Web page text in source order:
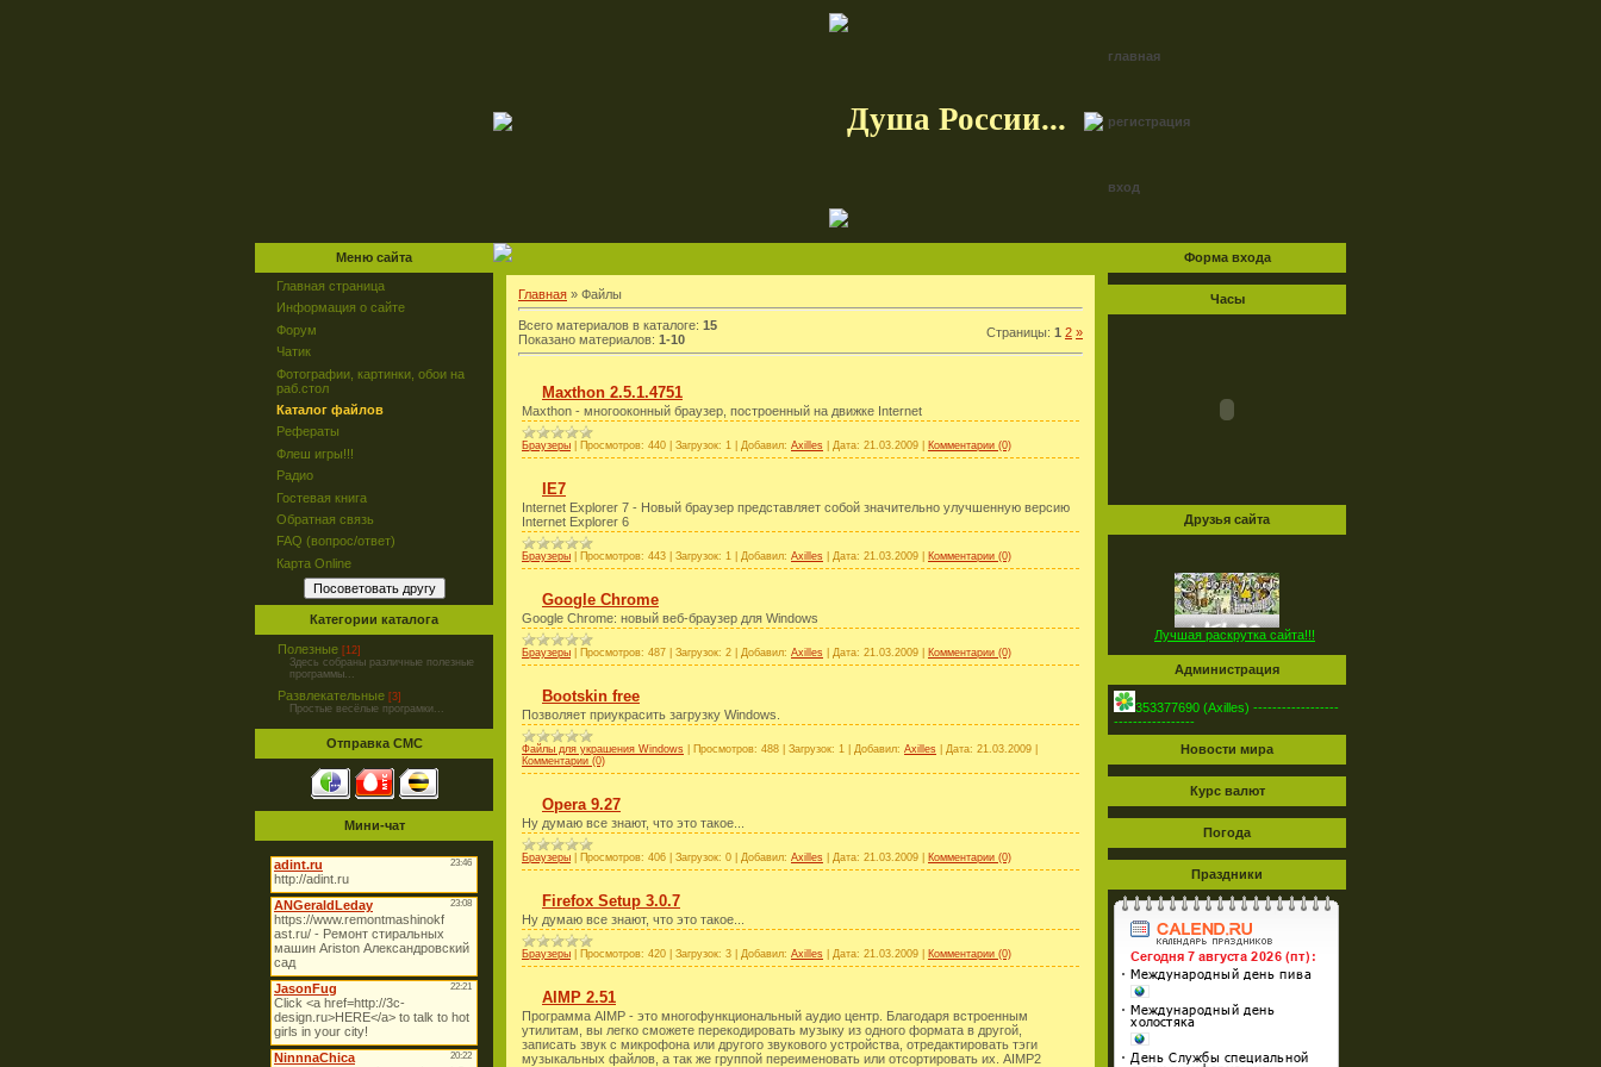
главная
регистрация
вход
Душа России...
Меню сайта
Главная страница
Информация о сайте
Форум
Чатик
Фотографии, картинки, обои на
раб.стол
Каталог файлов
Рефераты
Флеш игры!!!
Радио
Гостевая книга
Обратная связь
FAQ (вопрос/ответ)
Карта Online
Категории каталога
Полезные [12]
Здесь собраны различные полезные
программы...
Развлекательные [3]
Простые весёлые програмки...
Отправка СМС
Мини-чат
Главная » Файлы
Всего материалов в каталоге: 15
Показано материалов: 1-10 Страницы: 1 2 »
Maxthon 2.5.1.4751
Maxthon - многооконный браузер, построенный на движке Internet
Браузеры Просмотров: 440 Загрузок: 1 Добавил: Axilles Дата: 21.03.2009 Комментарии (0)
IE7
Internet Explorer 7 - Новый браузер представляет собой значительно улучшенную версию
Internet Explorer 6
Браузеры Просмотров: 443 Загрузок: 1 Добавил: Axilles Дата: 21.03.2009 Комментарии (0)
Google Chrome
Google Chrome: новый веб-браузер для Windows
Браузеры Просмотров: 487 Загрузок: 2 Добавил: Axilles Дата: 21.03.2009 Комментарии (0)
Bootskin free
Позволяет приукрасить загрузку Windows.
Файлы для украшения Windows Просмотров: 488 Загрузок: 1 Добавил: Axilles Дата: 21.03.2009
Комментарии (0)
Opera 9.27
Ну думаю все знают, что это такое...
Браузеры Просмотров: 406 Загрузок: 0 Добавил: Axilles Дата: 21.03.2009 Комментарии (0)
Firefox Setup 3.0.7
Ну думаю все знают, что это такое...
Браузеры Просмотров: 420 Загрузок: 3 Добавил: Axilles Дата: 21.03.2009 Комментарии (0)
AIMP 2.51
Программа AIMP - это многофункциональный аудио центр. Благодаря встроенным
утилитам, вы легко сможете перекодировать музыку из одного формата в другой,
записать звук с микрофона или другого звукового устройства, отредактировать тэги
музыкальных файлов, а так же группой переименовать или отсортировать их. AIMP2
Форма входа
Часы
Друзья сайта
Лучшая раскрутка сайта!!!
Администрация
353377690 (Axilles) ------------------
-----------------
Новости мира
Курс валют
Погода
Праздники